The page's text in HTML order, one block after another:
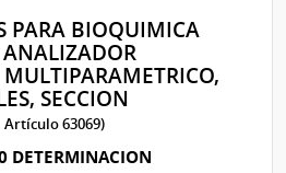
PARA BIOQUIMICA
SECCION
Artículo 63069)
DETERMINACION